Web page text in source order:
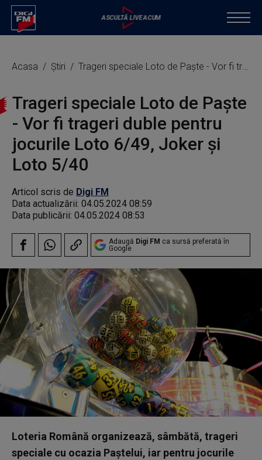
Acasa Știri Trageri speciale Loto de Paşte - Vor fi trageri duble pentru jocurile Loto 6/49, Joker şi Loto 5/40
Trageri speciale Loto de Paşte
- Vor fi trageri duble pentru
jocurile Loto 6/49, Joker şi
Loto 5/40
Articol scris de Digi FM
Data actualizării: 04.05.2024 08:59
Data publicării: 04.05.2024 08:53
Adaugă Digi FM ca sursă preferată în
Google
Loteria Română organizează, sâmbătă, trageri
speciale cu ocazia Paştelui, iar pentru jocurile